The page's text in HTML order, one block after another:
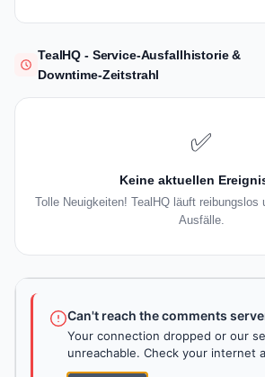
TealHQ - Service-Ausfallhistorie &
Downtime-Zeitstrahl
✅
Keine aktuellen
Tolle Neuigkeiten! TealHQ läuft reibungslos
Ausfälle.
Can't reach the comments
Your connection dropped or our
unreachable. Check your internet